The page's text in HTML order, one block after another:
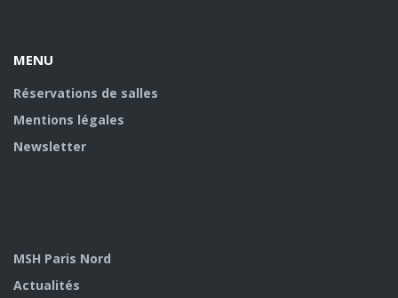
MENU
Réservations de salles
Mentions légales
Newsletter
MSH Paris Nord
Actualités